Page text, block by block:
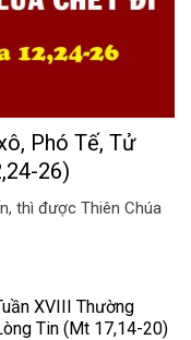
Phó Tế, Tử
26)
thì được Thiên Chúa
XVIII Thường
Tin (Mt 17,14-20)